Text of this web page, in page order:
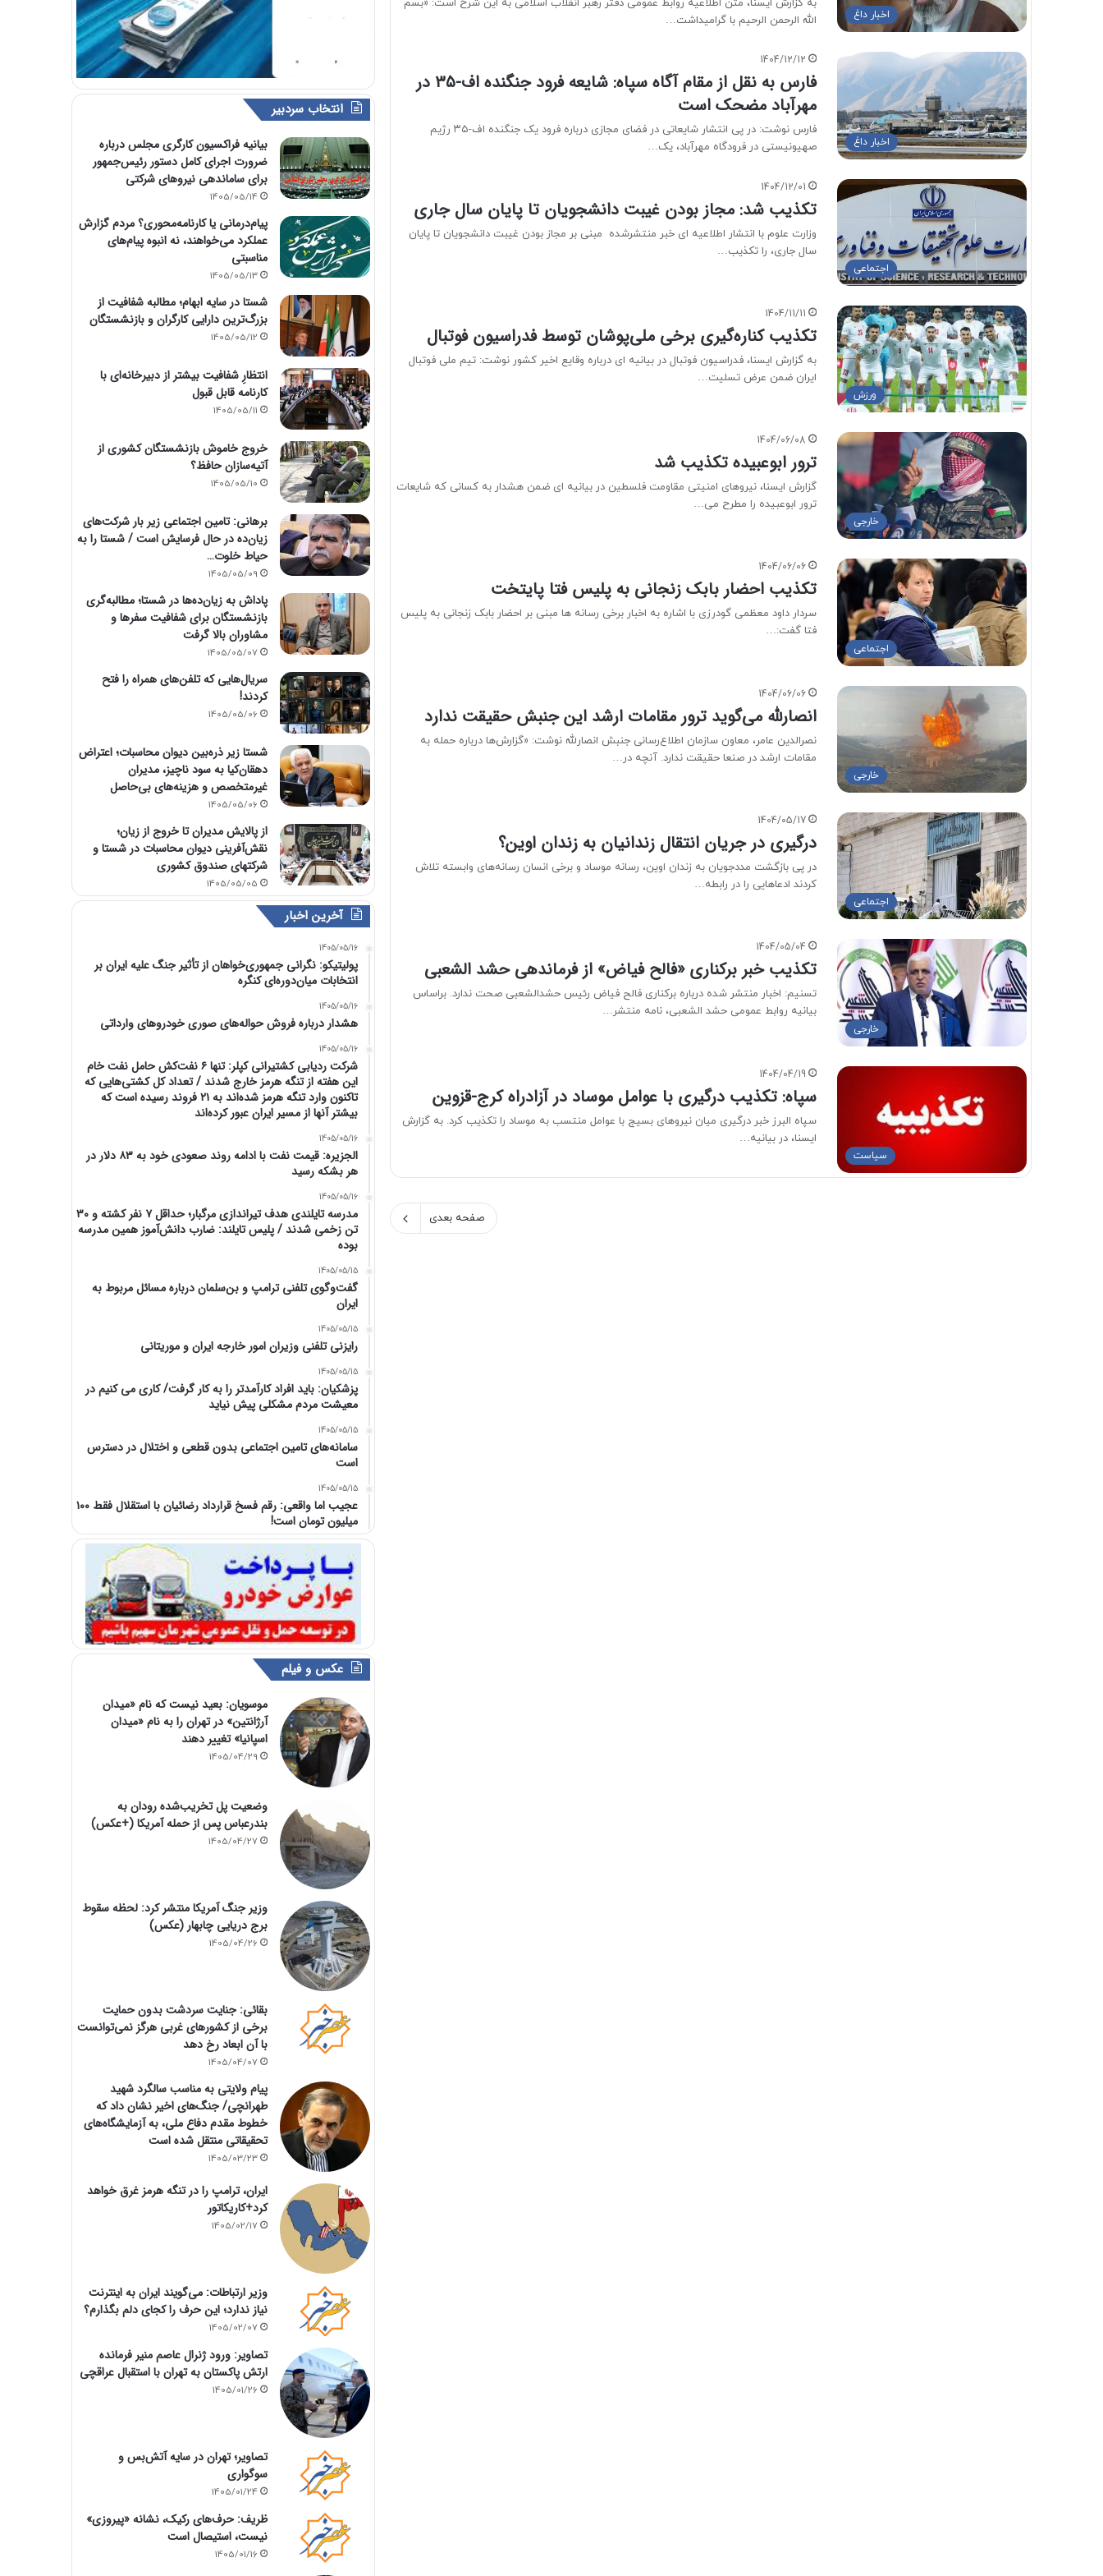
اخبار داغ
به گزارش ایسنا، متن اطلاعیه روابط عمومی دفتر رهبر انقلاب اسلامی به این شرح است: «بسم
الله الرحمن الرحیم با گرامیداشت…
اخبار داغ
1404/12/12
فارس به نقل از مقام آگاه سپاه: شایعه فرود جنگنده اف-۳۵ در
مهرآباد مضحک است
فارس نوشت: در پی انتشار شایعاتی در فضای مجازی درباره فرود یک جنگنده اف-۳۵ رژیم
صهیونیستی در فرودگاه مهرآباد، یک…
اجتماعی
1404/12/01
تکذیب شد: مجاز بودن غیبت دانشجویان تا پایان سال جاری
وزارت علوم با انتشار اطلاعیه ای خبر منتشرشده مبنی بر مجاز بودن غیبت دانشجویان تا پایان
سال جاری، را تکذیب…
ورزش
1404/11/11
تکذیب کناره‌گیری برخی ملی‌پوشان توسط فدراسیون فوتبال
به گزارش ایسنا، فدراسیون فوتبال در بیانیه ای درباره وقایع اخیر کشور نوشت: تیم ملی فوتبال
ایران ضمن عرض تسلیت…
خارجی
1404/06/08
ترور ابوعبیده تکذیب شد
گزارش ایسنا، نیروهای امنیتی مقاومت فلسطین در بیانیه ای ضمن هشدار به کسانی که شایعات
ترور ابوعبیده را مطرح می…
اجتماعی
1404/06/06
تکذیب احضار بابک زنجانی به پلیس فتا پایتخت
سردار داود معظمی گودرزی با اشاره به اخبار برخی رسانه ها مبنی بر احضار بابک زنجانی به پلیس
فتا گفت:…
خارجی
1404/06/06
انصارلله می‌گوید ترور مقامات ارشد این جنبش حقیقت ندارد
نصرالدین عامر، معاون سازمان اطلاع‌رسانی جنبش انصارلله نوشت: «گزارش‌ها درباره حمله به
مقامات ارشد در صنعا حقیقت ندارد. آنچه در…
اجتماعی
1404/05/17
درگیری در جریان انتقال زندانیان به زندان اوین؟
در پی بازگشت مددجویان به زندان اوین، رسانه موساد و برخی انسان رسانه‌های وابسته تلاش
کردند ادعاهایی را در رابطه…
خارجی
1404/05/04
تکذیب خبر برکناری «فالح فیاض» از فرماندهی حشد الشعبی
تسنیم: اخبار منتشر شده درباره برکناری فالح فیاض رئیس حشدالشعبی صحت ندارد. براساس
بیانیه روابط عمومی حشد الشعبی، نامه منتشر…
سیاست
1404/04/19
سپاه: تکذیب درگیری با عوامل موساد در آزادراه کرج-قزوین
سپاه البرز خبر درگیری میان نیروهای بسیج با عوامل منتسب به موساد را تکذیب کرد. به گزارش
ایسنا، در بیانیه…
صفحه بعدی
انتخاب سردبیر
بیانیه فراکسیون کارگری مجلس درباره
ضرورت اجرای کامل دستور رئیس‌جمهور
برای ساماندهی نیروهای شرکتی
1405/05/14
پیام‌درمانی یا کارنامه‌محوری؟ مردم گزارش
عملکرد می‌خواهند، نه انبوه پیام‌های
مناسبتی
1405/05/13
شستا در سایه ابهام؛ مطالبه شفافیت از
بزرگ‌ترین دارایی کارگران و بازنشستگان
1405/05/12
انتظارِ شفافیت بیشتر از دبیرخانه‌ای با
کارنامه قابل قبول
1405/05/11
خروج خاموش بازنشستگان کشوری از
آتیه‌سازان حافظ؟
1405/05/10
برهانی: تامین اجتماعی زیر بار شرکت‌های
زیان‌ده در حال فرسایش است / شستا را به
حیاط خلوت…
1405/05/09
پاداش به زیان‌ده‌ها در شستا؛ مطالبه‌گری
بازنشستگان برای شفافیت سفرها و
مشاوران بالا گرفت
1405/05/07
سریال‌هایی که تلفن‌های همراه را فتح
کردند!
1405/05/06
شستا زیر ذره‌بین دیوان محاسبات؛ اعتراض
دهقان‌کیا به سود ناچیز، مدیران
غیرمتخصص و هزینه‌های بی‌حاصل
1405/05/06
از پالایش مدیران تا خروج از زیان؛
نقش‌آفرینی دیوان محاسبات در شستا و
شرکتهای صندوق کشوری
1405/05/05
آخرین اخبار
1405/05/16
پولیتیکو: نگرانی جمهوری‌خواهان از تأثیر جنگ علیه ایران بر
انتخابات میان‌دوره‌ای کنگره
1405/05/16
هشدار درباره فروش حواله‌های صوری خودروهای وارداتی
1405/05/16
شرکت ردیابی کشتیرانی کپلر: تنها ۶ نفت‌کش حامل نفت خام
این هفته از تنگه هرمز خارج شدند / تعداد کل کشتی‌هایی که
تاکنون وارد تنگه هرمز شده‌اند به ۲۱ فروند رسیده است که
بیشتر آنها از مسیر ایران عبور کرده‌اند
1405/05/16
الجزیره: قیمت نفت با ادامه روند صعودی خود به ۸۳ دلار در
هر بشکه رسید
1405/05/16
مدرسه تایلندی هدف تیراندازی مرگبار؛ حداقل ۷ نفر کشته و ۳۰
تن زخمی شدند / پلیس تایلند: ضارب دانش‌آموز همین مدرسه
بوده
1405/05/15
گفت‌وگوی تلفنی ترامپ و بن‌سلمان درباره مسائل مربوط به
ایران
1405/05/15
رایزنی تلفنی وزیران امور خارجه ایران و موریتانی
1405/05/15
پزشکیان: باید افراد کارآمدتر را به کار گرفت/ کاری می کنیم در
معیشت مردم مشکلی پیش نیاید
1405/05/15
سامانه‌های تامین اجتماعی بدون قطعی و اختلال در دسترس
است
1405/05/15
عجیب اما واقعی: رقم فسخ قرارداد رضائیان با استقلال فقط ۱۰۰
میلیون تومان است!
عکس و فیلم
موسویان: بعید نیست که نام «میدان
آرژانتین» در تهران را به نام «میدان
اسپانیا» تغییر دهند
1405/04/29
وضعیت پل تخریب‌شده رودان به
بندرعباس پس از حمله آمریکا (+عکس)
1405/04/27
وزیر جنگ آمریکا منتشر کرد: لحظه سقوط
برج دریایی چابهار (عکس)
1405/04/26
بقائی: جنایت سردشت بدون حمایت
برخی از کشورهای غربی هرگز نمی‌توانست
با آن ابعاد رخ دهد
1405/04/07
پیام ولایتی به مناسب سالگرد شهید
طهرانچی/ جنگ‌های اخیر نشان داد که
خطوط مقدم دفاع ملی، به آزمایشگاه‌های
تحقیقاتی منتقل شده است
1405/03/23
ایران، ترامپ را در تنگه هرمز غرق خواهد
کرد+کاریکاتور
1405/02/17
وزیر ارتباطات: می‌گویند ایران به اینترنت
نیاز ندارد؛ این حرف را کجای دلم بگذارم؟
1405/02/07
تصاویر: ورود ژنرال عاصم منیر فرمانده
ارتش پاکستان به تهران با استقبال عراقچی
1405/01/26
تصاویر؛ تهران در سایه آتش‌بس و
سوگواری
1405/01/24
ظریف: حرف‌های رکیک، نشانه «پیروزی»
نیست، استیصال است
1405/01/16